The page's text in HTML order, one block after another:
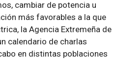
cambiar de potencia u
más favorables a la que
la Agencia Extremeña de
calendario de charlas
en distintas poblaciones